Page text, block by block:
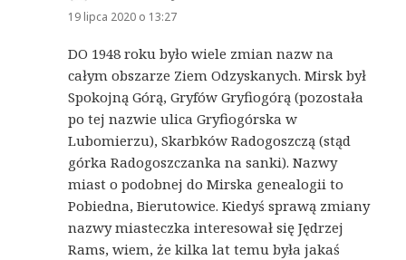
19 lipca 2020 o 13:27
DO 1948 roku było wiele zmian nazw na
całym obszarze Ziem Odzyskanych. Mirsk był
Spokojną Górą, Gryfów Gryfiogórą (pozostała
po tej nazwie ulica Gryfiogórska w
Lubomierzu), Skarbków Radogoszczą (stąd
górka Radogoszczanka na sanki). Nazwy
miast o podobnej do Mirska genealogii to
Pobiedna, Bierutowice. Kiedyś sprawą zmiany
nazwy miasteczka interesował się Jędrzej
Rams, wiem, że kilka lat temu była jakaś